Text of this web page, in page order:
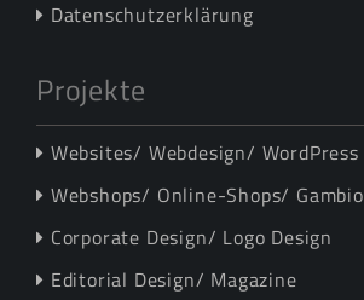
Datenschutzerklärung
Projekte
Websites/ Webdesign/ WordPress
Webshops/ Online-Shops/ Gambio
Corporate Design/ Logo Design
Editorial Design/ Magazine